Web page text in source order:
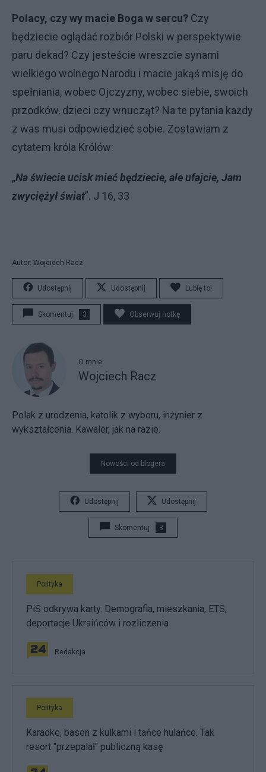
Polacy, czy wy macie Boga w sercu? Czy
będziecie oglądać rozbiór Polski w perspektywie
paru dekad? Czy jesteście wreszcie synami
wielkiego wolnego Narodu i macie jakąś misję do
spełniania, wobec Ojczyzny, wobec siebie, swoich
przodków, dzieci czy wnucząt? Na te pytania każdy
z was musi odpowiedzieć sobie. Zostawiam z
cytatem króla Królów:
„Na świecie ucisk mieć będziecie, ale ufajcie, Jam
zwyciężył świat”. J 16, 33
Autor: Wojciech Racz
Udostępnij Udostępnij Lubię to!
Skomentuj 3 Obserwuj notkę
O mnie
Wojciech Racz
Polak z urodzenia, katolik z wyboru, inżynier z
wykształcenia. Kawaler, jak na razie.
Nowości od blogera
Udostępnij Udostępnij
Skomentuj 3
Polityka
PiS odkrywa karty. Demografia, mieszkania, ETS,
deportacje Ukraińców i rozliczenia
Redakcja
Polityka
Karaoke, basen z kulkami i tańce hulańce. Tak
resort "przepalał" publiczną kasę